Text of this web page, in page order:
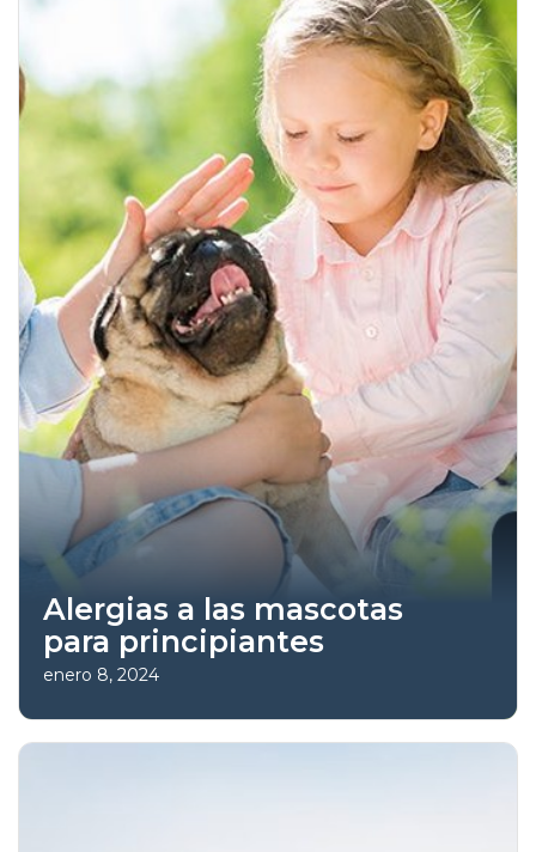
Alergias a las mascotas
para principiantes
enero 8, 2024